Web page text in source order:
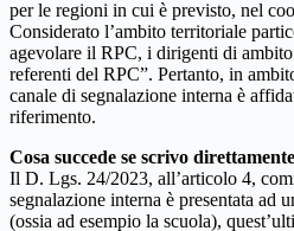
per le regioni in cui è previsto, nel
Considerato l’ambito territoriale
agevolare il RPC, i dirigenti di
referenti del RPC”. Pertanto, in
canale di segnalazione interna è
riferimento.
Cosa succede se scrivo
Il D. Lgs. 24/2023, all’articolo 4,
segnalazione interna è presentata ad
(ossia ad esempio la scuola),